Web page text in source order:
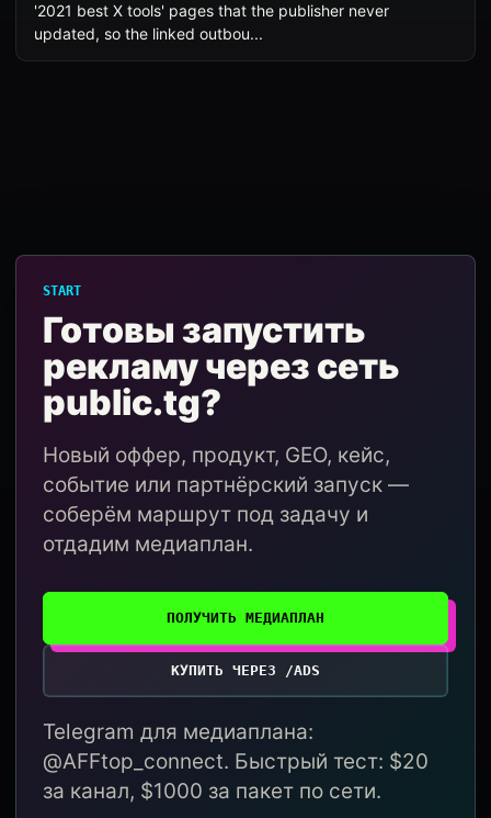
'2021 best X tools' pages that the publisher never
updated, so the linked outbou...
START
Готовы запустить
рекламу через сеть
public.tg?
Новый оффер, продукт, GEO, кейс,
событие или партнёрский запуск —
соберём маршрут под задачу и
отдадим медиаплан.
ПОЛУЧИТЬ МЕДИАПЛАН
КУПИТЬ ЧЕРЕЗ /ADS
Telegram для медиаплана:
@AFFtop_connect. Быстрый тест: $20
за канал, $1000 за пакет по сети.